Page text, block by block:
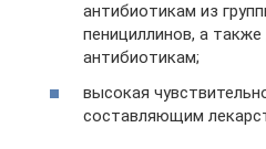
антибиотикам из
пенициллинов, а
антибиотикам;
высокая
составляющим